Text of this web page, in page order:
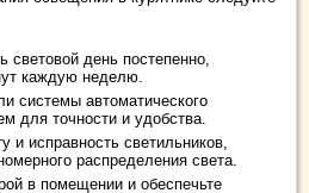
световой день постепенно,
каждую неделю.
системы автоматического
для точности и удобства.
и исправность светильников,
распределения света.
в помещении и обеспечьте